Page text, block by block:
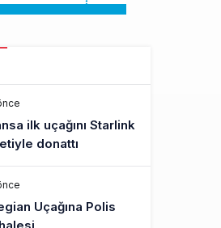
ilk uçağını Starlink
donattı
Uçağına Polis